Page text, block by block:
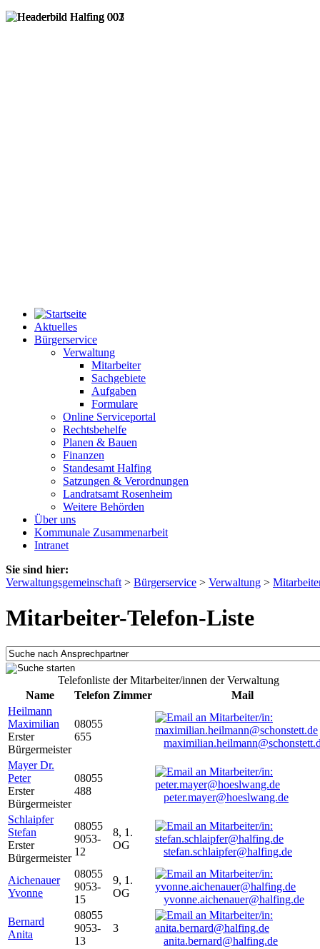
Aktuelles
Bürgerservice
Verwaltung
Mitarbeiter
Sachgebiete
Aufgaben
Formulare
Online Serviceportal
Rechtsbehelfe
Planen & Bauen
Finanzen
Standesamt Halfing
Satzungen & Verordnungen
Landratsamt Rosenheim
Weitere Behörden
Über uns
Kommunale Zusammenarbeit
Intranet
Sie sind hier:
Verwaltungsgemeinschaft > Bürgerservice > Verwaltung >
Mitarbeiter-Telefon-Liste
Telefonliste der Mitarbeiter/innen der Verwaltung
Name
Telefon Zimmer
Mail
Heilmann
Maximilian
Erster
Bürgermeister
08055
655
Mayer Dr.
Peter
Erster
Bürgermeister
08055
488
peter.mayer@hoeslwang.de
Schlaipfer
Stefan
Erster
Bürgermeister
08055
9053-
12
8, 1.
OG
stefan.schlaipfer@halfing.de
Aichenauer
Yvonne
08055
9053-
15
9, 1.
OG
yvonne.aichenauer@halfing.de
Bernard
Anita
08055
9053-
13
3
anita.bernard@halfing.de